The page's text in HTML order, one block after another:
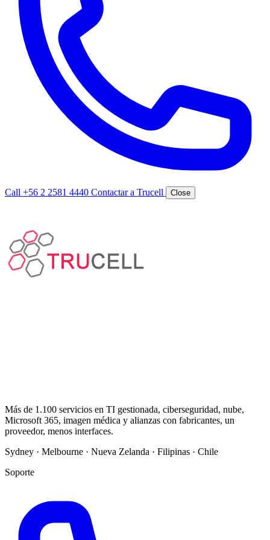
Call +56 2 2581 4440 Contactar a Trucell Close
Más de 1.100 servicios en TI gestionada, ciberseguridad, nube,
Microsoft 365, imagen médica y alianzas con fabricantes, un
proveedor, menos interfaces.
Sydney · Melbourne · Nueva Zelanda · Filipinas · Chile
Soporte